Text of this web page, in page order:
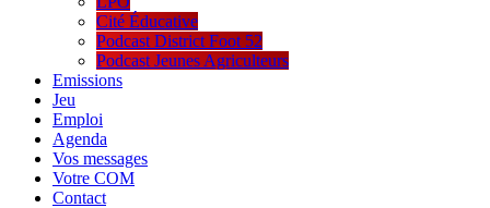
Cité Éducative
Podcast District Foot 52
Podcast Jeunes Agriculteurs
Emissions
Jeu
Emploi
Agenda
Vos messages
Votre COM
Contact